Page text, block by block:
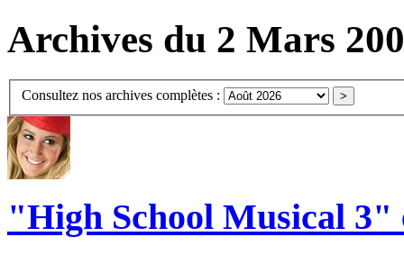
Archives du 2 Mars
Consultez nos archives complètes :
"High School Musical 3"